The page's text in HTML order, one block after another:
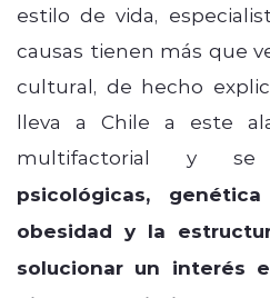
estilo de vida,
causas tienen más que
cultural, de hecho
lleva a Chile a este
multifactorial y
psicológicas,
obesidad y la
solucionar un interés